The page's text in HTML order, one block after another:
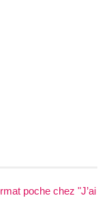
poche chez "J’ai